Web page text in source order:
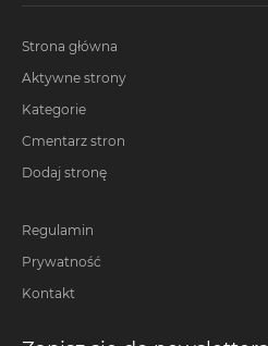
Strona główna
Aktywne strony
Kategorie
Cmentarz stron
Dodaj stronę
Regulamin
Prywatność
Kontakt